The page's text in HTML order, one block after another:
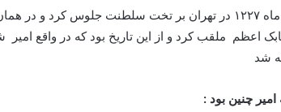
شاه شب شنبه 28 مهر ماه ۱۲۲۷ در تهران بر تخت سلطنت جلوس
اعظم ملقب کرد و از این تاریخ بود که در واقع
شد
چنین بود :